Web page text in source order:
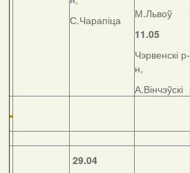
С.Чарапіца
М.Львоў
11.05
Чэрвенскі р-
н,
А.Вінчэўскі
29.04